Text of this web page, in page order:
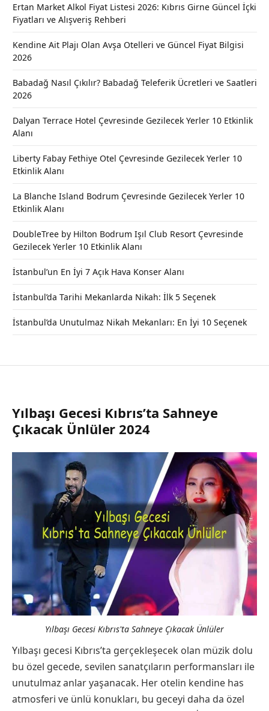
Ertan Market Alkol Fiyat Listesi 2026: Kıbrıs Girne Güncel İçki
Fiyatları ve Alışveriş Rehberi
Kendine Ait Plajı Olan Avşa Otelleri ve Güncel Fiyat Bilgisi
2026
Babadağ Nasıl Çıkılır? Babadağ Teleferik Ücretleri ve Saatleri
2026
Dalyan Terrace Hotel Çevresinde Gezilecek Yerler 10 Etkinlik
Alanı
Liberty Fabay Fethiye Otel Çevresinde Gezilecek Yerler 10
Etkinlik Alanı
La Blanche Island Bodrum Çevresinde Gezilecek Yerler 10
Etkinlik Alanı
DoubleTree by Hilton Bodrum Işıl Club Resort Çevresinde
Gezilecek Yerler 10 Etkinlik Alanı
İstanbul’un En İyi 7 Açık Hava Konser Alanı
İstanbul’da Tarihi Mekanlarda Nikah: İlk 5 Seçenek
İstanbul’da Unutulmaz Nikah Mekanları: En İyi 10 Seçenek
Yılbaşı Gecesi Kıbrıs’ta Sahneye
Çıkacak Ünlüler 2024
Yılbaşı Gecesi Kıbrıs'ta Sahneye Çıkacak Ünlüler
Yılbaşı gecesi Kıbrıs’ta gerçekleşecek olan müzik dolu
bu özel gecede, sevilen sanatçıların performansları ile
unutulmaz anlar yaşanacak. Her otelin kendine has
atmosferi ve ünlü konukları, bu geceyi daha da özel